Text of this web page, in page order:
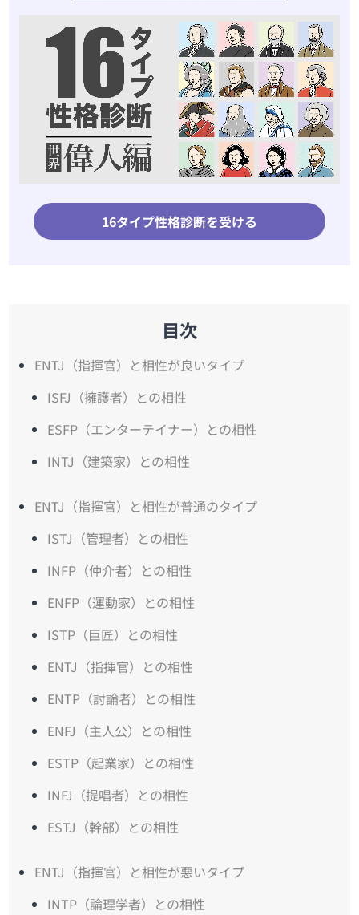
16タイプ性格診断を受ける
目次
ENTJ（指揮官）と相性が良いタイプ
ISFJ（擁護者）との相性
ESFP（エンターテイナー）との相性
INTJ（建築家）との相性
ENTJ（指揮官）と相性が普通のタイプ
ISTJ（管理者）との相性
INFP（仲介者）との相性
ENFP（運動家）との相性
ISTP（巨匠）との相性
ENTJ（指揮官）との相性
ENTP（討論者）との相性
ENFJ（主人公）との相性
ESTP（起業家）との相性
INFJ（提唱者）との相性
ESTJ（幹部）との相性
ENTJ（指揮官）と相性が悪いタイプ
INTP（論理学者）との相性